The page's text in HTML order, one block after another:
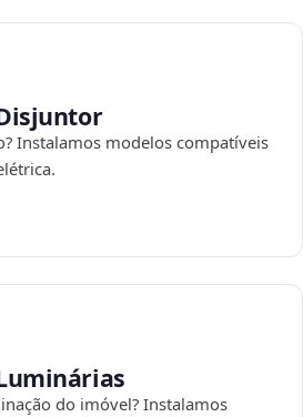
Instalamos modelos compatíveis
do imóvel? Instalamos